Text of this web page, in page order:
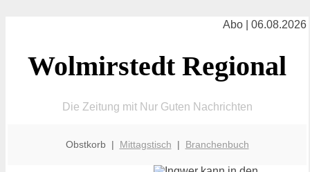
Abo | 06.08.2026
Wolmirstedt Regional
Die Zeitung mit Nur Guten Nachrichten
Obstkorb | Mittagstisch | Branchenbuch